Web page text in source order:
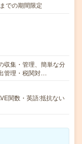
での期間限定
収集・管理、簡単な分
管理・税関対…
関数・英語:抵抗ない